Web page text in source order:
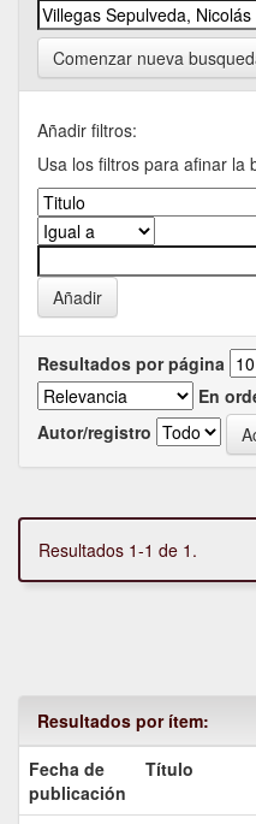
Comenzar nueva
Añadir filtros:
Usa los filtros para afinar la
Resultados por página
En
Autor/registro
Resultados 1-1 de 1.
Resultados por ítem:
Fecha de
publicación
Título